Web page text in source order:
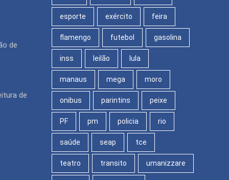
de
de
esporte exército feira
flamengo futebol gasolina
inss leilão lula
manaus mega moro
onibus parintins peixe
PF pm policia rio
saúde seap tce
teatro transito umanizzare